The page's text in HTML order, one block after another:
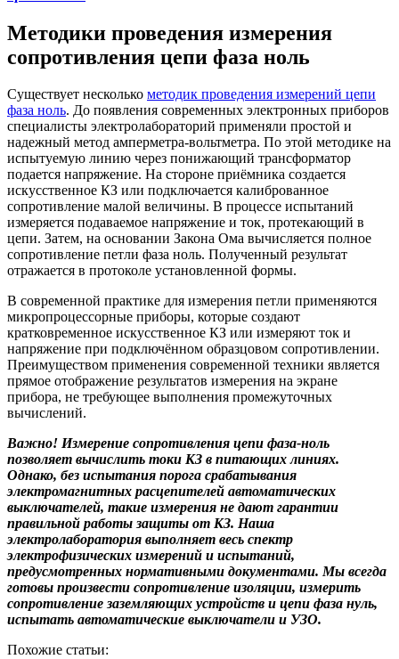
Методики проведения измерения
сопротивления цепи фаза ноль
Существует несколько методик проведения измерений цепи
фаза ноль. До появления современных электронных приборов
специалисты электролабораторий применяли простой и
надежный метод амперметра-вольтметра. По этой методике на
испытуемую линию через понижающий трансформатор
подается напряжение. На стороне приёмника создается
искусственное КЗ или подключается калиброванное
сопротивление малой величины. В процессе испытаний
измеряется подаваемое напряжение и ток, протекающий в
цепи. Затем, на основании Закона Ома вычисляется полное
сопротивление петли фаза ноль. Полученный результат
отражается в протоколе установленной формы.
В современной практике для измерения петли применяются
микропроцессорные приборы, которые создают
кратковременное искусственное КЗ или измеряют ток и
напряжение при подключённом образцовом сопротивлении.
Преимуществом применения современной техники является
прямое отображение результатов измерения на экране
прибора, не требующее выполнения промежуточных
вычислений.
Важно! Измерение сопротивления цепи фаза-ноль
позволяет вычислить токи КЗ в питающих линиях.
Однако, без испытания порога срабатывания
электромагнитных расцепителей автоматических
выключателей, такие измерения не дают гарантии
правильной работы защиты от КЗ. Наша
электролаборатория выполняет весь спектр
электрофизических измерений и испытаний,
предусмотренных нормативными документами. Мы всегда
готовы произвести сопротивление изоляции, измерить
сопротивление заземляющих устройств и цепи фаза нуль,
испытать автоматические выключатели и УЗО.
Похожие статьи: